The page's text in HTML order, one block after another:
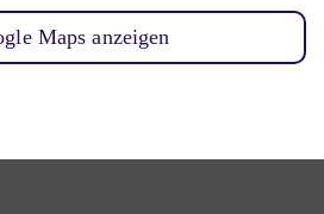
Maps anzeigen